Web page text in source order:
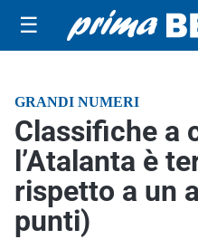
☰
GRANDI NUMERI
Classifiche a
l’Atalanta è
rispetto a un
punti)